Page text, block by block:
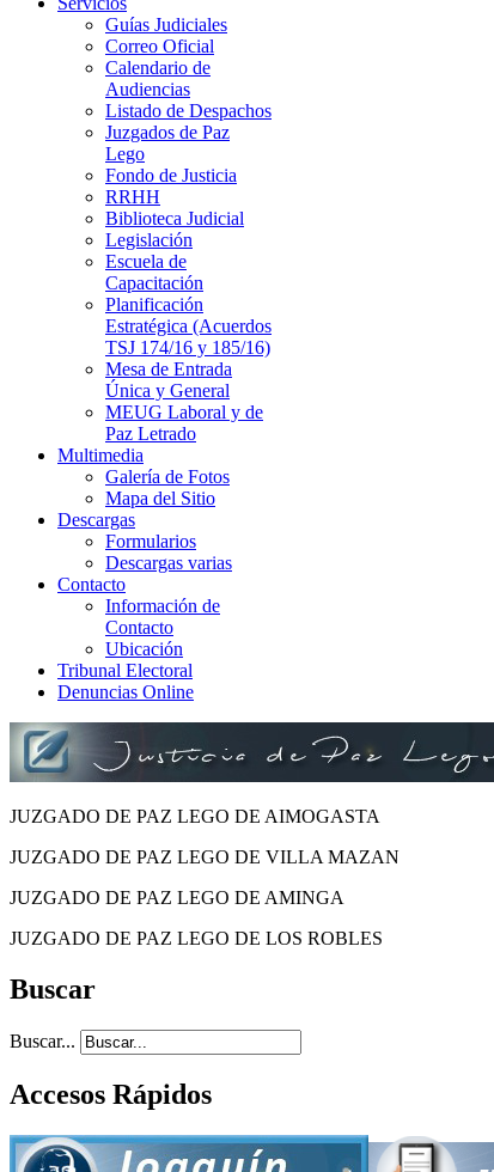
Guías Judiciales
Correo Oficial
Calendario de
Audiencias
Listado de Despachos
Juzgados de Paz
Lego
Fondo de Justicia
RRHH
Biblioteca Judicial
Legislación
Escuela de
Capacitación
Planificación
Estratégica (Acuerdos
TSJ 174/16 y 185/16)
Mesa de Entrada
Única y General
MEUG Laboral y de
Paz Letrado
Multimedia
Galería de Fotos
Mapa del Sitio
Descargas
Formularios
Descargas varias
Contacto
Información de
Contacto
Ubicación
Tribunal Electoral
Denuncias Online
JUZGADO DE PAZ LEGO DE AIMOGASTA
JUZGADO DE PAZ LEGO DE VILLA MAZAN
JUZGADO DE PAZ LEGO DE AMINGA
JUZGADO DE PAZ LEGO DE LOS ROBLES
Buscar
Buscar...
Accesos Rápidos